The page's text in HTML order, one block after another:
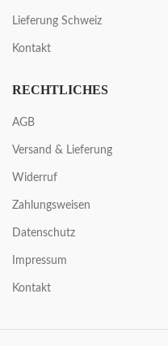
Lieferung Schweiz
Kontakt
RECHTLICHES
AGB
Versand & Lieferung
Widerruf
Zahlungsweisen
Datenschutz
Impressum
Kontakt